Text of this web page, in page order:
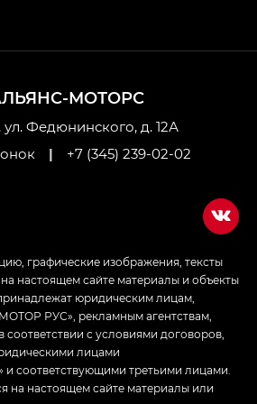
Джи Эль Полный привод —
— GX PREMIUM, ЛАУНЖ —
(Empow) в комплектации
МОТОРС
ул. Федюнинского, д. 12А
| +7 (345) 239-02-02
графические изображения, тексты
настоящем сайте материалы и объекты
юридическим лицам,
РУС», рекламным агентствам,
соответствии с условиями договоров,
лицами
соответствующими третьими лицами.
на настоящем сайте материалы или